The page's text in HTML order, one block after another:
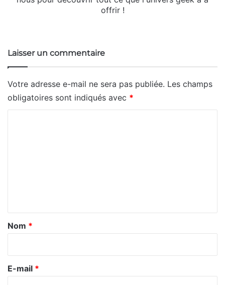
offrir !
Laisser un commentaire
Votre adresse e-mail ne sera pas publiée. Les champs
obligatoires sont indiqués avec *
a
r
e
Nom *
E-mail *